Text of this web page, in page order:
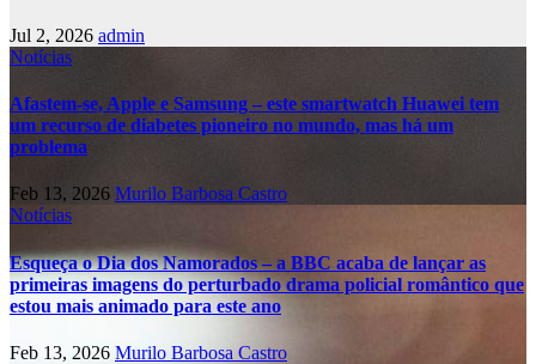
Jul 2, 2026 admin
Notícias
Afastem-se, Apple e Samsung – este smartwatch Huawei tem
um recurso de diabetes pioneiro no mundo, mas há um
problema
Feb 13, 2026 Murilo Barbosa Castro
Notícias
Esqueça o Dia dos Namorados – a BBC acaba de lançar as
primeiras imagens do perturbado drama policial romântico que
estou mais animado para este ano
Feb 13, 2026 Murilo Barbosa Castro